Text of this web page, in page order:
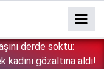
doldu taştı!